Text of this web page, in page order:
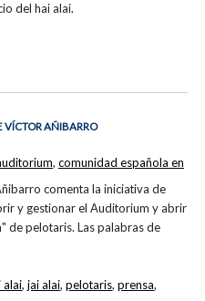
del hai alai.
VÍCTOR AÑIBARRO
comenta la iniciativa de
y gestionar el Auditorium y abrir
de pelotaris. Las palabras de
, comunidad española en
alai,jai alai,pelotaris,prensa,